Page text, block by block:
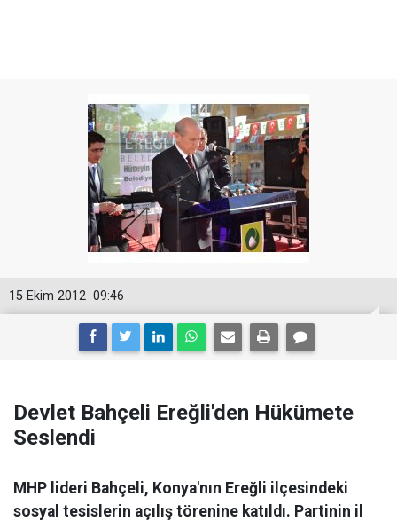
09:46
15 Ekim 2012
Devlet Bahçeli Ereğli'den Hükümete
Seslendi
MHP lideri Bahçeli, Konya'nın Ereğli ilçesindeki
sosyal tesislerin açılış törenine katıldı. Partinin il